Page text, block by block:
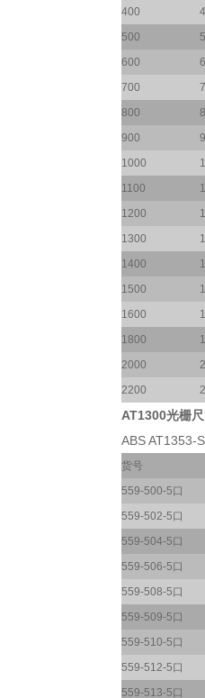
400
500
600
700
800
900
1000
1100
1200
1300
1400
1500
1600
1800
2000
2200
AT1300光栅尺
ABS AT1353-
货号
559-500-5口
559-502-5口
559-504-5口
559-506-5口
559-508-5口
559-509-5口
559-510-5口
559-512-5口
559-513-5口